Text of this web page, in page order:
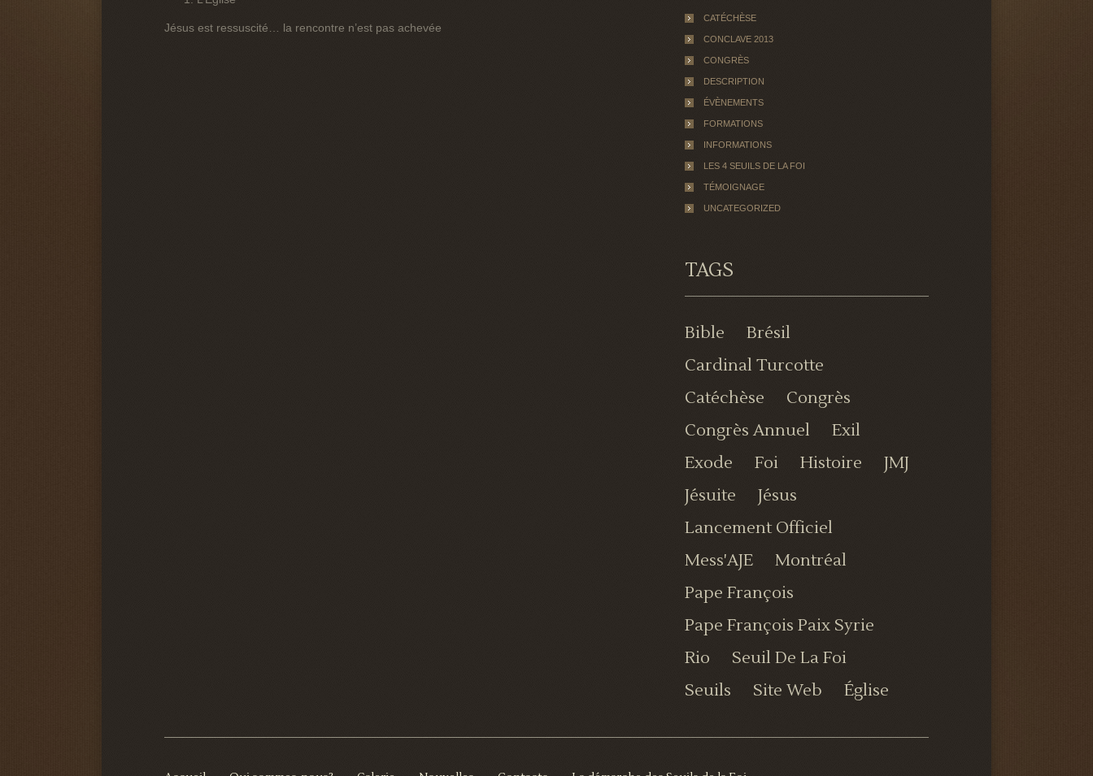
Jésus est ressuscité… la rencontre n’est pas achevée
CATÉCHÈSE
CONCLAVE 2013
CONGRÈS
DESCRIPTION
ÉVÈNEMENTS
FORMATIONS
INFORMATIONS
LES 4 SEUILS DE LA FOI
TÉMOIGNAGE
UNCATEGORIZED
TAGS
Bible
Brésil
Cardinal Turcotte
Catéchèse
Congrès
Congrès Annuel
Exil
Exode
Foi Histoire
JMJ
Jésuite
Jésus
Lancement Officiel
Mess'AJE
Montréal
Pape François
Pape François Paix Syrie
Rio
Seuil De La Foi
Seuils
Site Web Église